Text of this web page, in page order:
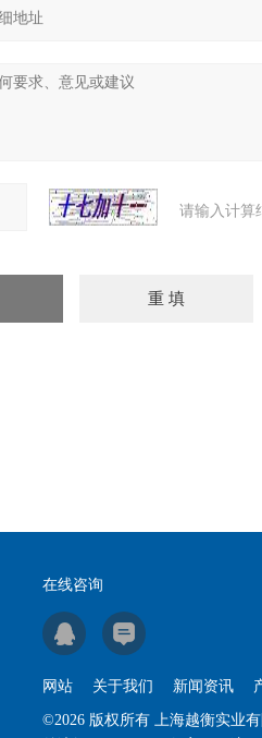
请输入计算
在线咨询
网站 关于我们 新闻资讯
©2026 版权所有 上海越衡实业有